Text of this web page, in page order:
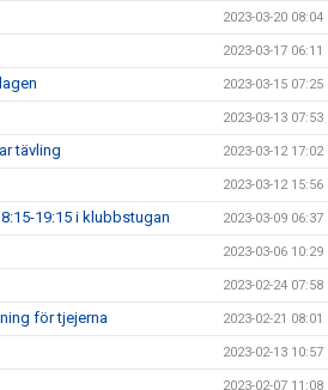
2023-03-20 08:04
2023-03-17 06:11
2023-03-15 07:25
2023-03-13 07:53
tävling 2023-03-12 17:02
2023-03-12 15:56
19:15 i klubbstugan 2023-03-09 06:37
2023-03-06 10:29
2023-02-24 07:58
för tjejerna 2023-02-21 08:01
2023-02-13 10:57
2023-02-07 11:08